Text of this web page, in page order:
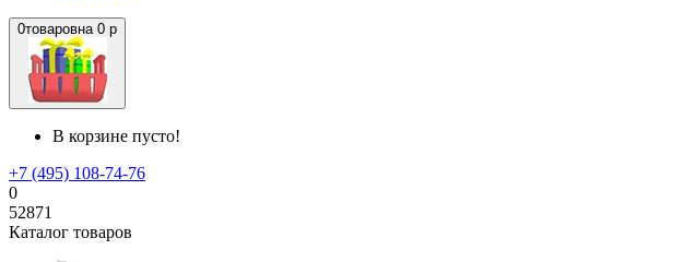
0товаровна 0 р
В корзине пусто!
+7 (495) 108-74-76
0
52871
Каталог товаров